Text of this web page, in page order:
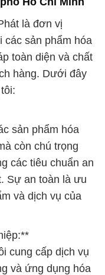
là đơn vị
các sản phẩm hóa
toàn diện và chất
hàng. Dưới đây
sản phẩm hóa
còn chú trọng
các tiêu chuẩn an
Sự an toàn là ưu
và dịch vụ của
cung cấp dịch vụ
và ứng dụng hóa